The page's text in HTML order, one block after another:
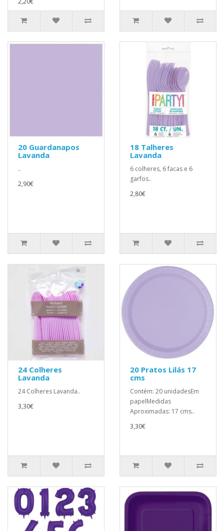
20 Guardanapos
Lavanda
..
2,90€
18 Talheres
Lavanda
6 colheres, 6 facas e 6
garfos..
2,80€
24 Colheres
Lavanda
24 Colheres Lavanda..
3,30€
20 Pratos Lilás 17
cms
Contém: 20 unidadesEm
papelMedidas
Aproximadas: 17 cms..
3,30€